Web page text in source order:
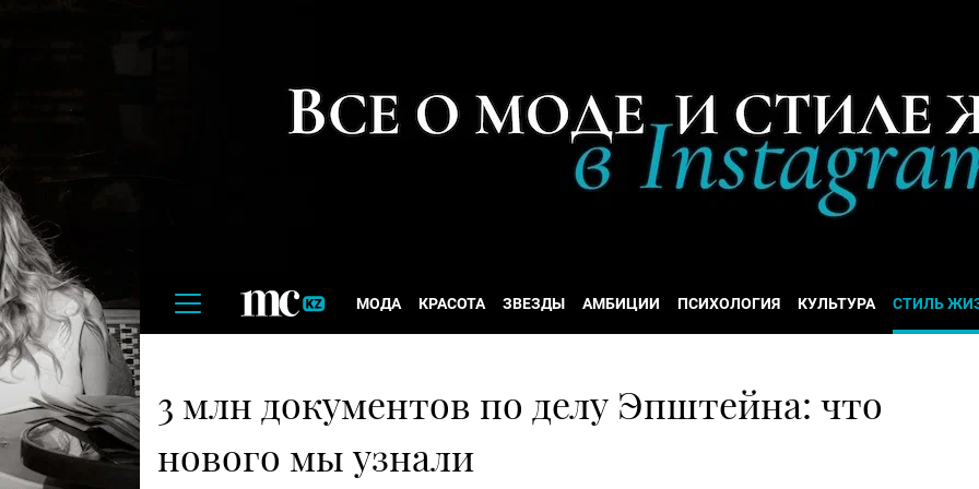
МОДА КРАСОТА ЗВЕЗДЫ АМБИЦИИ ПСИХОЛОГИЯ КУЛЬТУРА СТИЛЬ
3 млн документов по делу Эпштейна: что
нового мы узнали